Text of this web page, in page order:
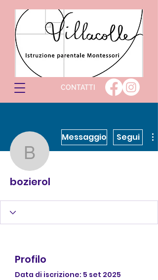
CONTATTI
bozierol
Messaggio Segui
bozierol
Profilo
Data di iscrizione: 5 set 2025